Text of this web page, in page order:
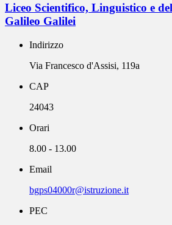
Liceo Scientifico, Linguistico e
Galileo Galilei
Indirizzo
Via Francesco d'Assisi, 119a
CAP
24043
Orari
8.00 - 13.00
Email
bgps04000r@istruzione.it
PEC